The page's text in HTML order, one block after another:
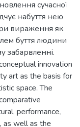
сучасної
набуття нею
вираження як
буття людини
забарвленні.
innovation
art as the basis for
space. The
performance,
as well as the